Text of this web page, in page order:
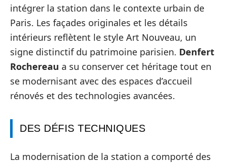
intégrer la station dans le contexte urbain de
Paris. Les façades originales et les détails
intérieurs reflètent le style Art Nouveau, un
signe distinctif du patrimoine parisien. Denfert
Rochereau a su conserver cet héritage tout en
se modernisant avec des espaces d’accueil
rénovés et des technologies avancées.
DES DÉFIS TECHNIQUES
La modernisation de la station a comporté des